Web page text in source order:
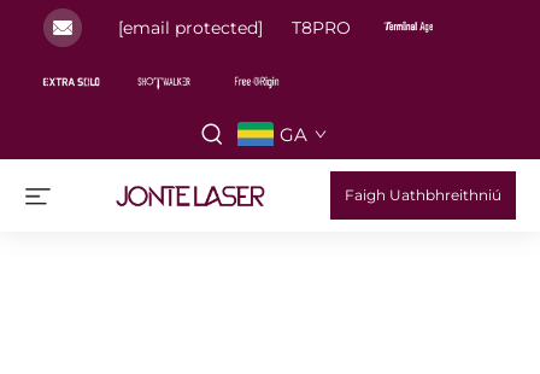
[email protected] T8PRO
GA
Faigh Uathbhreithniú